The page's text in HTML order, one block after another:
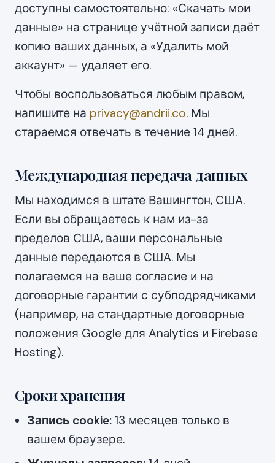
доступны самостоятельно: «Скачать мои
данные» на странице учётной записи даёт
копию ваших данных, а «Удалить мой
аккаунт» — удаляет его.
Чтобы воспользоваться любым правом,
напишите на privacy@andrii.co. Мы
стараемся отвечать в течение 14 дней.
Международная передача данных
Мы находимся в штате Вашингтон, США.
Если вы обращаетесь к нам из-за
пределов США, ваши персональные
данные передаются в США. Мы
полагаемся на ваше согласие и на
договорные гарантии с субподрядчиками
(например, на стандартные договорные
положения Google для Analytics и Firebase
Hosting).
Сроки хранения
Запись cookie: 13 месяцев только в
вашем браузере.